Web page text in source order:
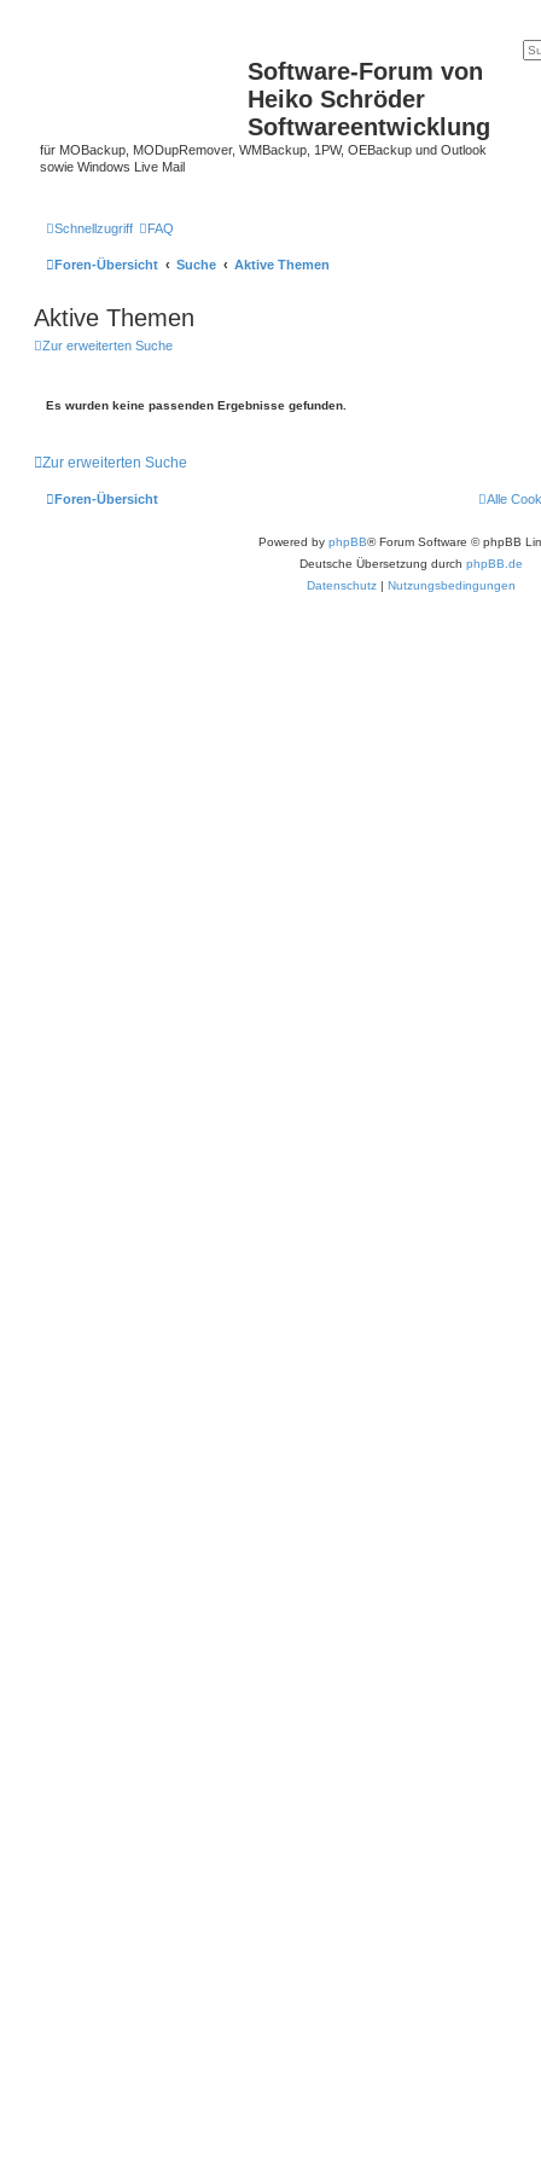
Software-Forum von
Heiko Schröder
Softwareentwicklung
für MOBackup, MODupRemover, WMBackup, 1PW, OEBackup und Outlook
sowie Windows Live Mail
Schnellzugriff FAQ
Foren-Übersicht Suche Aktive Themen
Aktive Themen
Zur erweiterten Suche
Es wurden keine passenden Ergebnisse gefunden.
Zur erweiterten Suche
Foren-Übersicht Alle
Powered by phpBB® Forum Software © phpBB
Deutsche Übersetzung durch phpBB.de
Datenschutz | Nutzungsbedingungen